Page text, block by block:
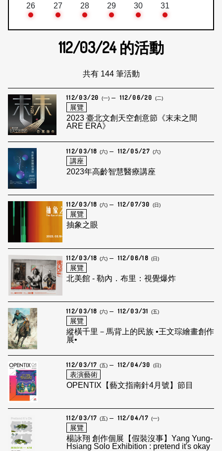
26 27 28 29 30 31
112/03/24的活動
共有 144 筆活動
112/03/20 (一) 112/06/20 (二)
展覽
2023 臺北文創天空創意節《末未之間
ARE ERA》
112/03/18 (六) 112/05/27 (六)
講座
2023年高齡智慧醫療講座
112/03/18 (六) 112/07/30 (日)
展覽
抽象之眼
112/03/18 (六) 112/06/18 (日)
展覽
北美館 - 勒內．布里：視覺爆炸
112/03/18 (六) 112/03/31 (五)
展覽
縱橫千里－馬背上的民族 •王文琮繪畫創作
展•
112/03/17 (五) 112/04/30 (日)
表演藝術
OPENTIX【藝文指南針4月號】節目
112/03/17 (五) 112/04/17 (一)
展覽
楊詠翔 創作個展【假裝沒事】Yang Yung-
Hsiang Solo Exhibition : pretend it's okay